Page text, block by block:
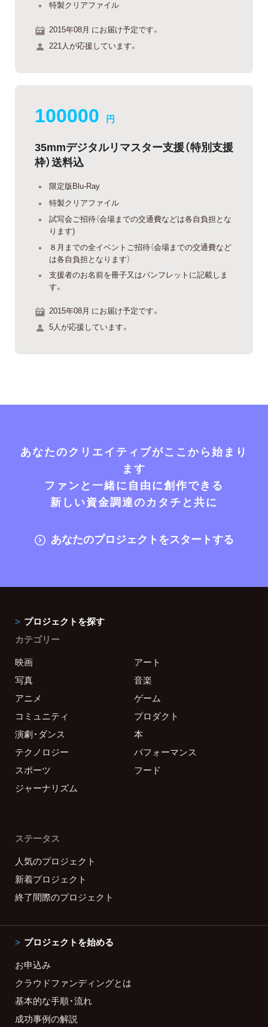
特製クリアファイル
2015年08月 にお届け予定です。
221人が応援しています。
100000 円
35mmデジタルリマスター支援（特別支援
枠）送料込
限定版Blu-Ray
特製クリアファイル
試写会ご招待（会場までの交通費などは各自負担とな
ります)
８月までの全イベントご招待（会場までの交通費など
は各自負担となります）
支援者のお名前を冊子又はパンフレットに記載しま
す。
2015年08月 にお届け予定です。
5人が応援しています。
あなたのクリエイティブがここから始まり
ます
ファンと一緒に自由に創作できる
新しい資金調達のカタチと共に
あなたのプロジェクトをスタートする
プロジェクトを探す
カテゴリー
映画
アート
写真
音楽
アニメ
ゲーム
コミュニティ
プロダクト
演劇・ダンス
本
テクノロジー
パフォーマンス
スポーツ
フード
ジャーナリズム
ステータス
人気のプロジェクト
新着プロジェクト
終了間際のプロジェクト
プロジェクトを始める
お申込み
クラウドファンディングとは
基本的な手順・流れ
成功事例の解説